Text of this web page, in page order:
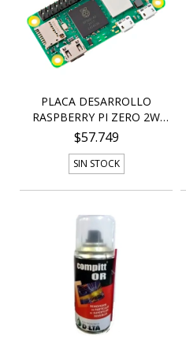
PLACA DESARROLLO
RASPBERRY PI ZERO 2W
CO...
$57.749
SIN STOCK